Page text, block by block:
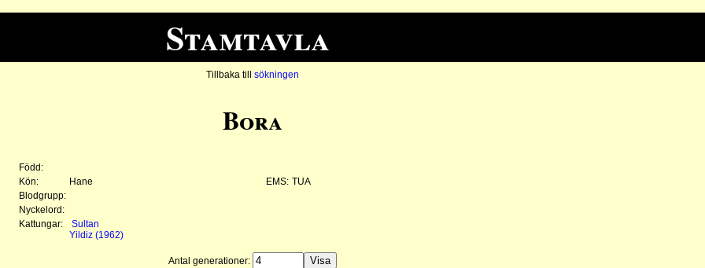
Stamtavla
Tillbaka till sökningen
Bora
Född:
Kön:
Hane EMS: TUA
Blodgrupp:
Nyckelord:
Kattungar:
Sultan
Yildiz (1962)
Antal generationer: